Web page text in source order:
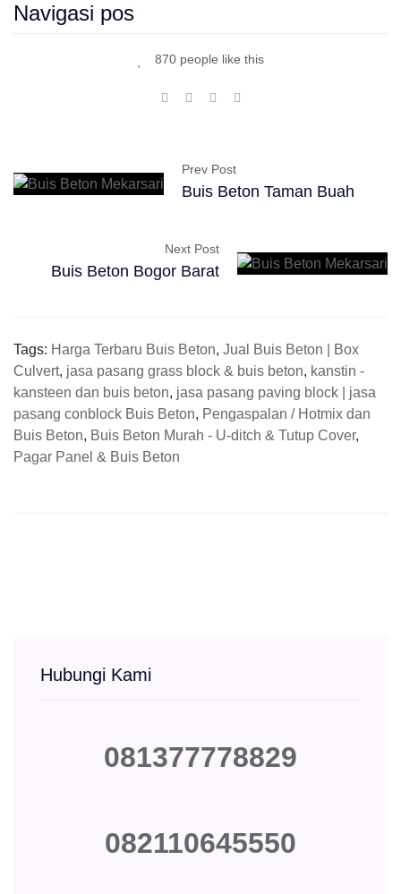
Navigasi pos
870 people like this
Prev Post
Buis Beton Taman Buah
Next Post
Buis Beton Bogor Barat
Tags: Harga Terbaru Buis Beton, Jual Buis Beton | Box
Culvert, jasa pasang grass block & buis beton, kanstin -
kansteen dan buis beton, jasa pasang paving block | jasa
pasang conblock Buis Beton, Pengaspalan / Hotmix dan
Buis Beton, Buis Beton Murah - U-ditch & Tutup Cover,
Pagar Panel & Buis Beton
Hubungi Kami
081377778829
082110645550